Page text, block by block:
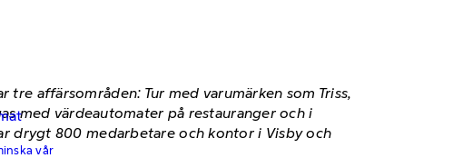
vår
affärsområden: Tur med varumärken som Triss,
med värdeautomater på restauranger och i
drygt 800 medarbetare och kontor i Visby och